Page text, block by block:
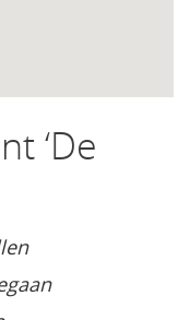
‘De